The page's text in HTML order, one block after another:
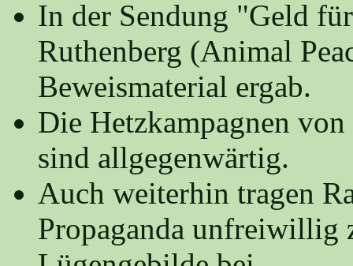
In der Sendung "Geld
Ruthenberg (Animal
Beweismaterial ergab.
Die Hetzkampagnen von
sind allgegenwärtig.
Auch weiterhin tragen
Propaganda unfreiwillig